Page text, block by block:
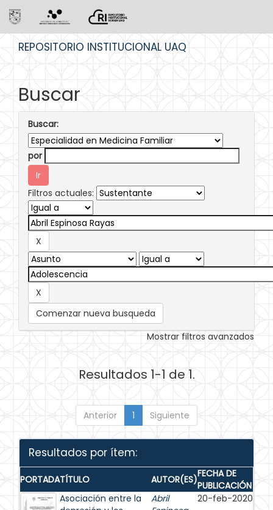
REPOSITORIO INSTITUCIONAL UAQ
Buscar
Buscar:
por
Filtros actuales:
Comenzar nueva busqueda
Mostrar filtros avanzados
Resultados 1-1 de 1.
Anterior 1 Siguiente
Resultados por ítem:
PORTADATÍTULO AUTOR(ES)FECHA DE
PUBLICACIÓN
Asociación entre la
Abril
20-feb-2020